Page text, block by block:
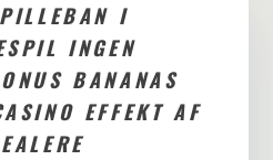
I
INGEN
BANANAS
EFFEKT AF